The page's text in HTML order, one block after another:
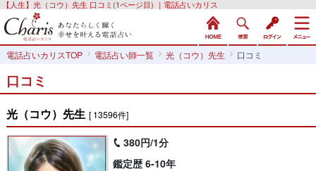
【人生】光（コウ）先生 口コミ(1ページ目) ｜電話占いカリス
電話占いカリスTOP 電話占い師一覧 光（コウ）先生 口コミ
口コミ
光（コウ）先生 [ 13596件]
380円/1分
鑑定歴 6-10年